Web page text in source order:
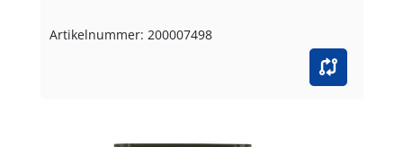
Artikelnummer: 200007498